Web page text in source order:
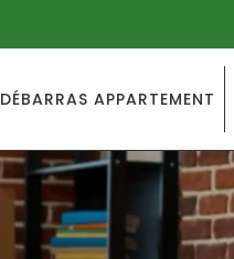
DÉBARRAS APPARTEMENT